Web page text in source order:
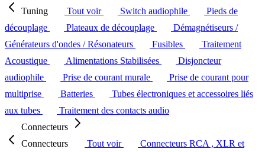
Tuning
Tout voir Switch audiophile
Pieds de
découplage
Plateaux de découplage
Démagnétiseurs /
Générateurs d'ondes / Résonateurs
Fusibles
Traitement
Acoustique
Alimentations Stabilisées
Disjoncteur
audiophile
Prise de courant murale
Prise de courant pour
multiprise
Batteries
Tubes électroniques et accessoires liés
aux tubes
Traitement des contacts audio
Connecteurs
Connecteurs
Tout voir
Connecteurs RCA , XLR et